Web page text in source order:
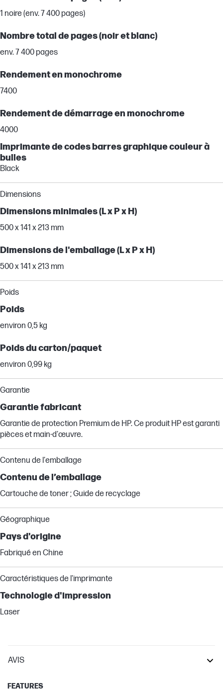
1 noire (env. 7 400 pages)
Nombre total de pages (noir et blanc)
env. 7 400 pages
Rendement en monochrome
7400
Rendement de démarrage en monochrome
4000
Imprimante de codes barres graphique couleur à
bulles
Black
Dimensions
Dimensions minimales (L x P x H)
500 x 141 x 213 mm
Dimensions de l'emballage (L x P x H)
500 x 141 x 213 mm
Poids
Poids
environ 0,5 kg
Poids du carton/paquet
environ 0,99 kg
Garantie
Garantie fabricant
Garantie de protection Premium de HP. Ce produit HP est garanti
pièces et main-d'œuvre.
Contenu de l'emballage
Contenu de l’emballage
Cartouche de toner ; Guide de recyclage
Géographique
Pays d'origine
Fabriqué en Chine
Caractéristiques de l'imprimante
Technologie d'impression
Laser
AVIS
FEATURES